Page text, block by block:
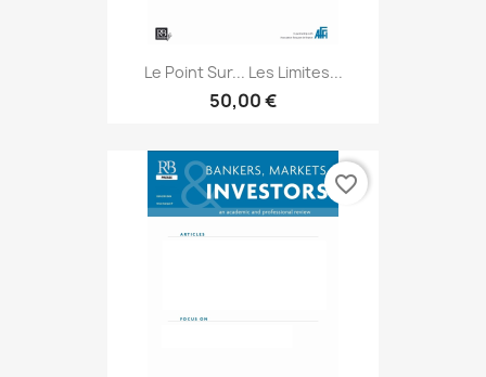
Le Point Sur... Les Limites...
50,00 €
favorite_border